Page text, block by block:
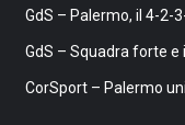
GdS – Palermo, il 4-2-
GdS – Squadra forte e
CorSport – Palermo